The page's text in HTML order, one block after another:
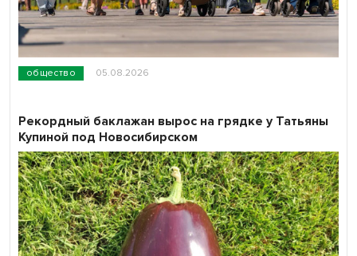
общество 05.08.2026
Рекордный баклажан вырос на грядке у Татьяны
Купиной под Новосибирском